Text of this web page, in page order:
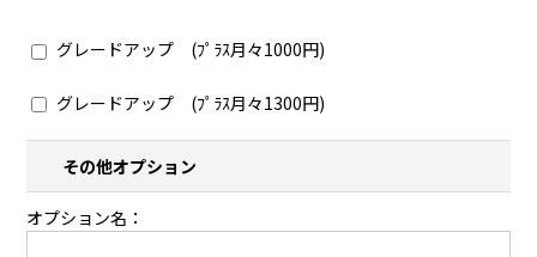
グレードアップ (ﾌﾟﾗｽ月々1000円)
グレードアップ (ﾌﾟﾗｽ月々1300円)
その他オプション
オプション名：